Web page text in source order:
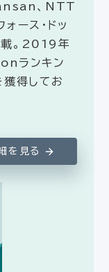
、NTT
ース・ドッ
載。2019年
ランキン
獲得してお
を見る